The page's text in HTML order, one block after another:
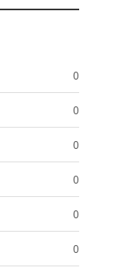
0
0
0
0
0
0